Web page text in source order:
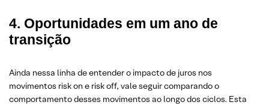
4. Oportunidades em um ano de
transição
Ainda nessa linha de entender o impacto de juros nos
movimentos risk on e risk off, vale seguir comparando o
comportamento desses movimentos ao longo dos ciclos. Esta